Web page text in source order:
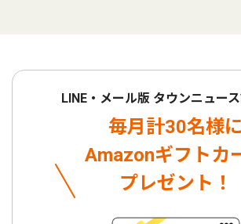
LINE・メール版 タウンニュー
毎月計30名様に
Amazonギフトカ
プレゼント！